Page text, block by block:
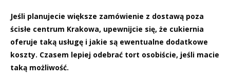
Jeśli planujecie większe zamówienie z dostawą poza
ścisłe centrum Krakowa, upewnijcie się, że cukiernia
oferuje taką usługę i jakie są ewentualne dodatkowe
koszty. Czasem lepiej odebrać tort osobiście, jeśli macie
taką możliwość.